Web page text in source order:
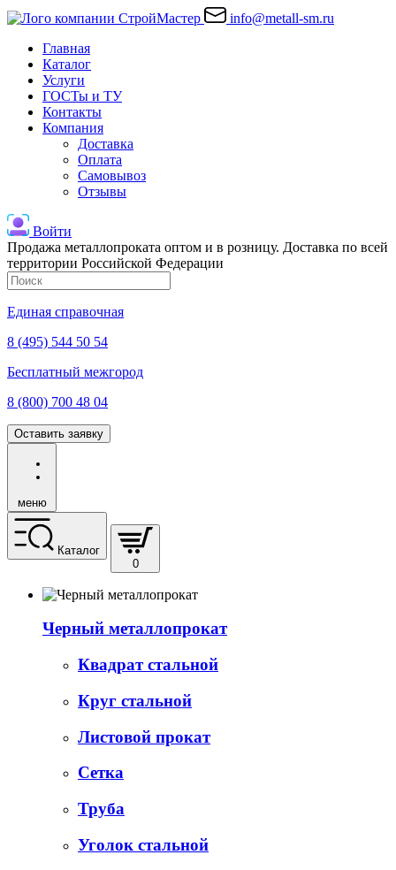
info@metall-sm.ru
Главная
Каталог
Услуги
ГОСТы и ТУ
Контакты
Компания
Доставка
Оплата
Самовывоз
Отзывы
Войти
Продажа металлопроката оптом и в розницу. Доставка по всей
территории Российской Федерации
Единая справочная
8 (495) 544 50 54
Бесплатный межгород
8 (800) 700 48 04
Оставить заявку
меню
Каталог
0
Черный металлопрокат
Квадрат стальной
Круг стальной
Листовой прокат
Сетка
Труба
Уголок стальной